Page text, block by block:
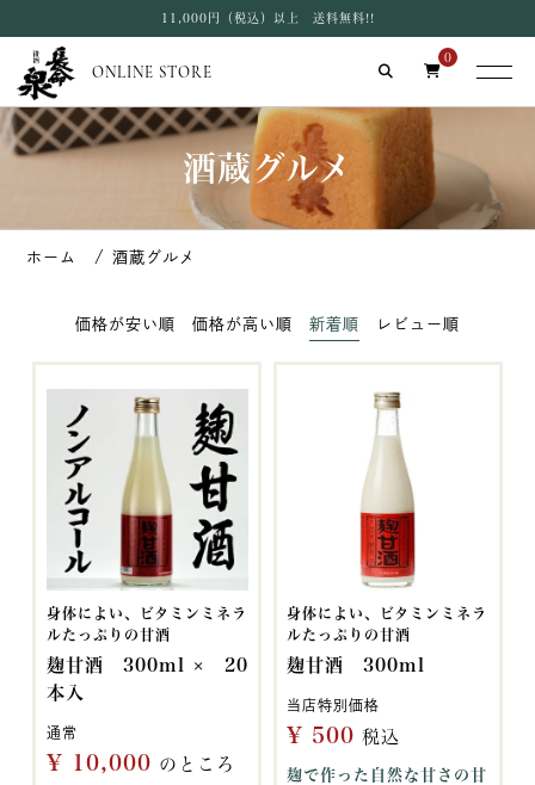
11,000円（税込）以上 送料無料!!
ONLINE STORE
0
酒蔵グルメ
酒蔵グルメ
価格が安い順 価格が高い順 新着順 レビュー順
身体によい、ビタミンミネラ
ルたっぷりの甘酒
麹甘酒 300ml × 20
本入
通常
¥ 10,000 のところ
身体によい、ビタミンミネラ
ルたっぷりの甘酒
麹甘酒 300ml
当店特別価格
¥ 500 税込
麹で作った自然な甘さの甘